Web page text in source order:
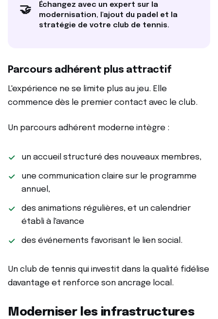
🤝
Échangez avec un expert sur la
modernisation, l'ajout du padel et la
stratégie de votre club de tennis.
Parcours adhérent plus attractif
L'expérience ne se limite plus au jeu. Elle
commence dès le premier contact avec le club.
Un parcours adhérent moderne intègre :
un accueil structuré des nouveaux membres,
une communication claire sur le programme
annuel,
des animations régulières, et un calendrier
établi à l'avance
des événements favorisant le lien social.
Un club de tennis qui investit dans la qualité fidélise
davantage et renforce son ancrage local.
Moderniser les infrastructures